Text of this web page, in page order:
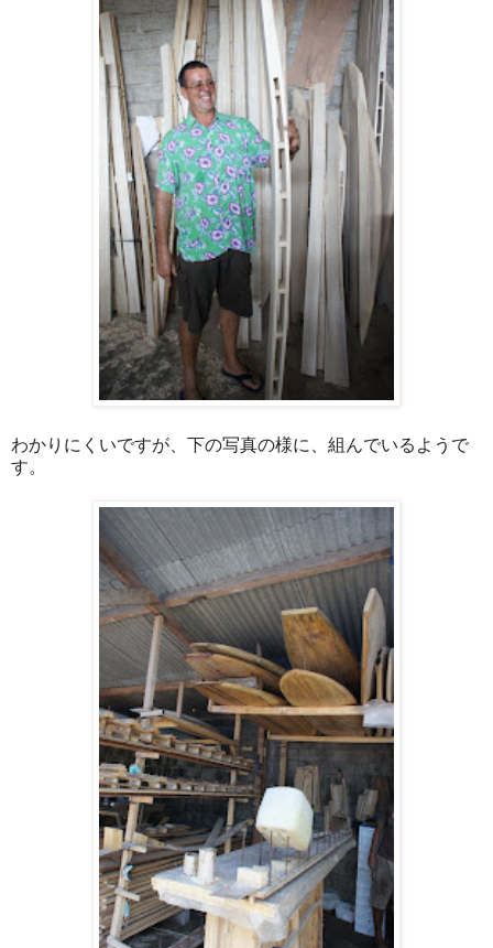
わかりにくいですが、下の写真の様に、組んでいるようで
す。